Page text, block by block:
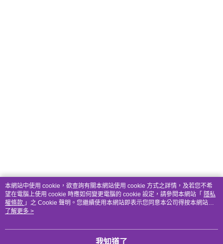
本網站中使用 cookie，欲查詢有關本網站使用 cookie 方式之詳情，及若您不希
望在電腦上使用 cookie 時應如何變更電腦的 cookie 設定，請參閱本網站「 隱私
權條款 」之 Cookie 聲明。您繼續使用本網站即表示您同意本公司得按本網站使
用條款之 Cookie 聲明使用 cookie。
了解更多 >
我知道了